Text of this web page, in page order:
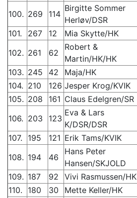
100. 269 114
Birgitte Sommer
Herløv/DSR
101.
267 12 Mia Skytte/HK
102. 261 62
Robert &
Martin/HK/HK
103. 245 42 Maja/HK
104. 210 126 Jesper Krog/KVIK
105. 208 161 Claus Edelgren/SR
106. 203 123
Eva & Lars
K/DSR/DSR
107.
195 121 Erik Tams/KVIK
108. 194 46
Hans Peter
Hansen/SKJOLD
109. 187 92 Vivi Rasmussen/HK
110.
180 30 Mette Keller/HK